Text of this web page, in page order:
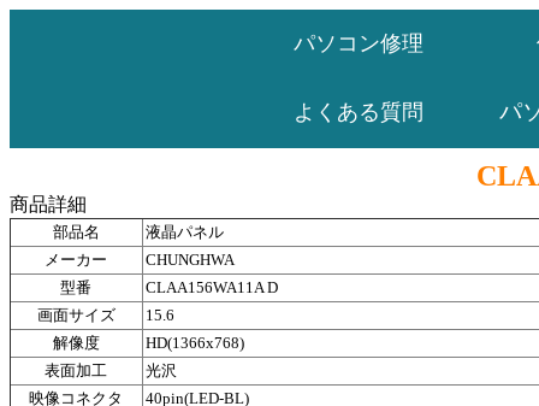
パソコン修理
よくある質問 パ
商品詳細
部品名
液晶パネル
メーカー
CHUNGHWA
型番
CLAA156WA11A D
画面サイズ
15.6
解像度
HD(1366x768)
表面加工
光沢
映像コネクタ
40pin(LED-BL)